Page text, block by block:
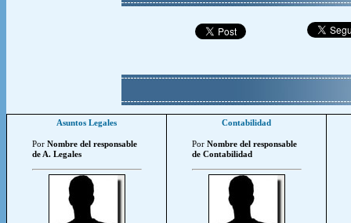
Asuntos Legales
Por Nombre del responsable
de A. Legales
Contabilidad
Por Nombre del responsable
de Contabilidad